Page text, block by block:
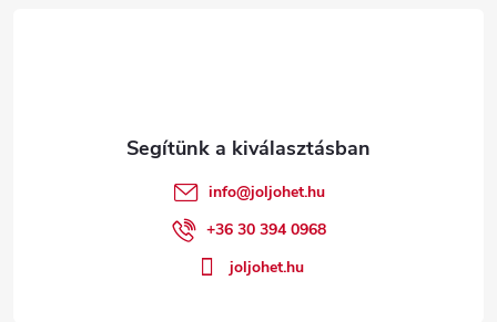
info@joljohet.hu
+36 30 394 0968
joljohet.hu